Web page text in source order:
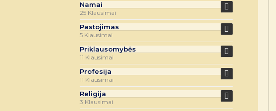
Namai
25 Klausimai
Pastojimas
5 Klausimai
Priklausomybės
11 Klausimai
Profesija
11 Klausimai
Religija
3 Klausimai